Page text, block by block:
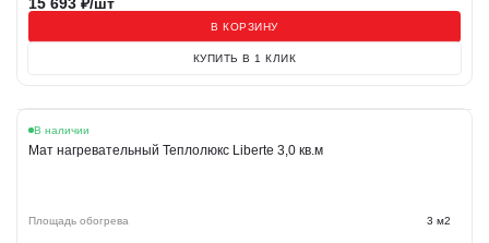
В КОРЗИНУ
КУПИТЬ В 1 КЛИК
В наличии
Мат нагревательный Теплолюкс Liberte 3,0 кв.м
Площадь обогрева 3 м2